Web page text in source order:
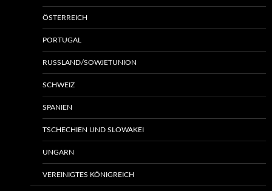
ÖSTERREICH
PORTUGAL
RUSSLAND/SOWJETUNION
SCHWEIZ
SPANIEN
TSCHECHIEN UND SLOWAKEI
UNGARN
VEREINIGTES KÖNIGREICH